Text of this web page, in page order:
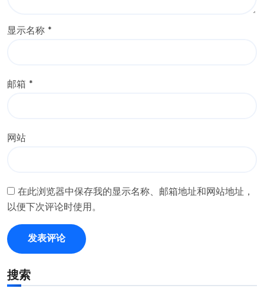
显示名称 *
邮箱 *
网站
在此浏览器中保存我的显示名称、邮箱地址和网站地址，
以便下次评论时使用。
搜索